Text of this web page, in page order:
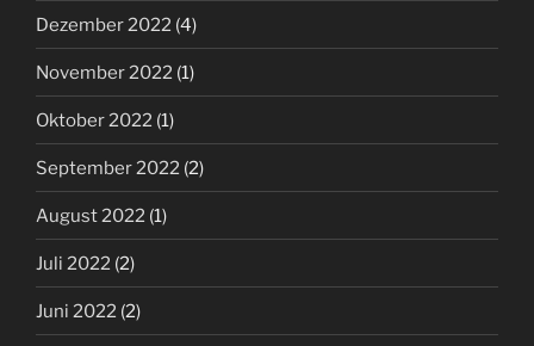
Dezember 2022 (4)
November 2022 (1)
Oktober 2022 (1)
September 2022 (2)
August 2022 (1)
Juli 2022 (2)
Juni 2022 (2)